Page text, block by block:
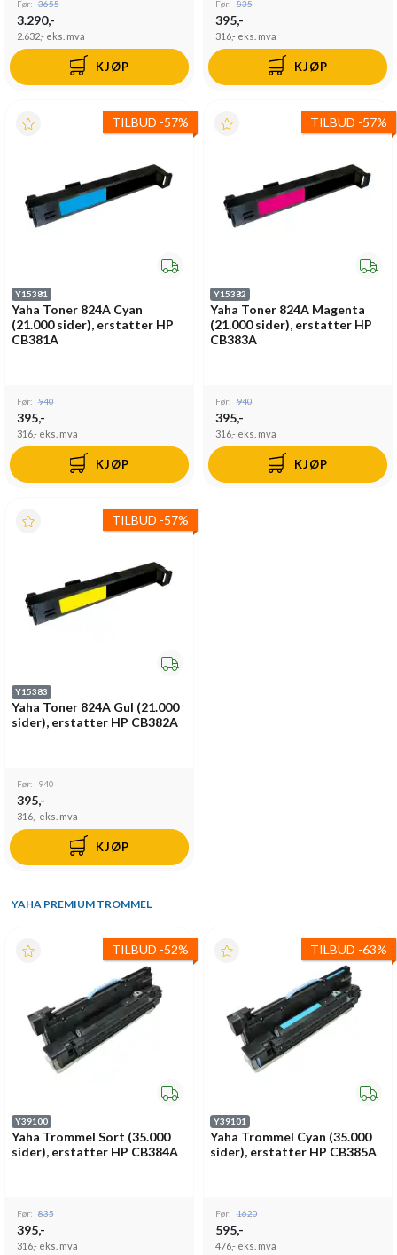
Før: 3655
3.290,-
2.632,- eks. mva
KJØP
Før: 835
395,-
316,- eks. mva
KJØP
TILBUD -57%
Y15381
Yaha Toner 824A Cyan
(21.000 sider), erstatter HP
CB381A
Før: 940
395,-
316,- eks. mva
KJØP
TILBUD -57%
Y15382
Yaha Toner 824A Magenta
(21.000 sider), erstatter HP
CB383A
Før: 940
395,-
316,- eks. mva
KJØP
TILBUD -57%
Y15383
Yaha Toner 824A Gul (21.000
sider), erstatter HP CB382A
Før: 940
395,-
316,- eks. mva
KJØP
YAHA PREMIUM TROMMEL
TILBUD -52%
Y39100
Yaha Trommel Sort (35.000
sider), erstatter HP CB384A
Før: 835
395,-
316,- eks. mva
TILBUD -63%
Y39101
Yaha Trommel Cyan (35.000
sider), erstatter HP CB385A
Før: 1620
595,-
476,- eks. mva